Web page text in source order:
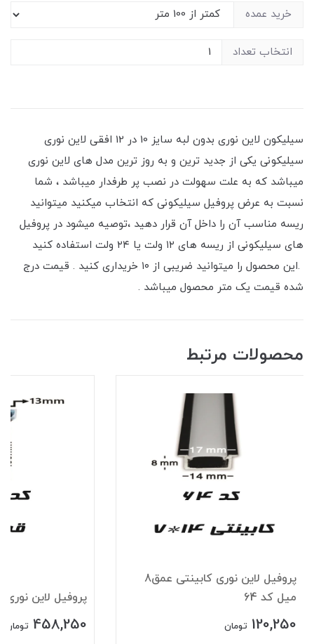
خرید عمده
انتخاب تعداد
سیلیکون لاین نوری بدون لبه سایز 10 در 12 افقی لاین نوری
سیلیکونی یکی از جدید ترین و به روز ترین مدل های لاین نوری
میباشد که به علت سهولت در نصب پر طرفدار میباشد ، شما
نسبت به عرض پروفیل سیلیکونی که انتخاب میکنید میتوانید
ریسه مناسب آن را داخل آن قرار دهید ،توصیه میشود در پروفیل
های سیلیکونی از ریسه های ۱۲ ولت یا ۲۴ ولت استفاده کنید
.این محصول را میتوانید ضریبی از ۱۰ خریداری کنید . قیمت درج
شده قیمت یک متر محصول میباشد .
محصولات مرتبط
پروفیل لاین نوری کابینتی عمق8
میل کد 64
120,250 تومان
پروفیل لاین نوری
458,250 تومان